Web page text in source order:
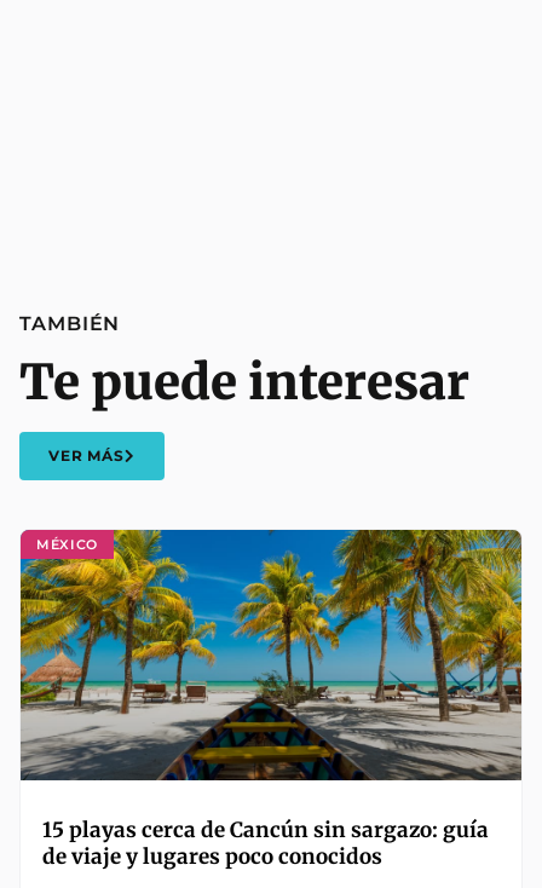
MÉXICO
15 playas cerca de Cancún sin sargazo: guía
de viaje y lugares poco conocidos
TAMBIÉN
Te puede interesar
VER MÁS